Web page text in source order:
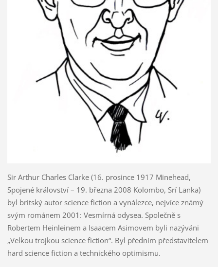
Sir Arthur Charles Clarke (16. prosince 1917 Minehead,
Spojené království – 19. března 2008 Kolombo, Srí Lanka)
byl britský autor science fiction a vynálezce, nejvíce známý
svým románem 2001: Vesmírná odysea. Společně s
Robertem Heinleinem a Isaacem Asimovem byli nazýváni
„Velkou trojkou science fiction“. Byl předním představitelem
hard science fiction a technického optimismu.